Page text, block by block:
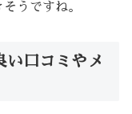
うですね。
い口コミやメ